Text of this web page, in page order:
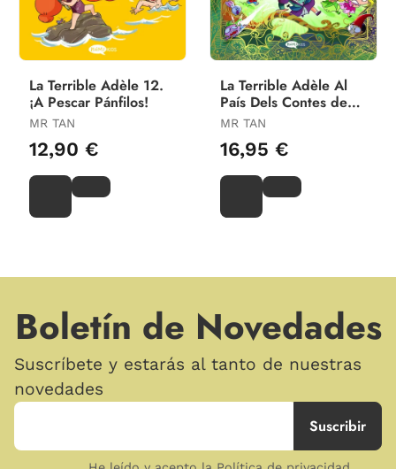
La Terrible Adèle 12.
¡A Pescar Pánfilos!
MR TAN
12,90 €
La Terrible Adèle Al
País Dels Contes de
Buffades
MR TAN
16,95 €
Boletín de Novedades
Suscríbete y estarás al tanto de nuestras
novedades